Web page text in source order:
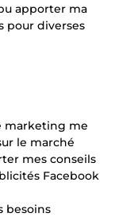
apporter ma
pour diverses
marketing me
le marché
mes conseils
Facebook
besoins